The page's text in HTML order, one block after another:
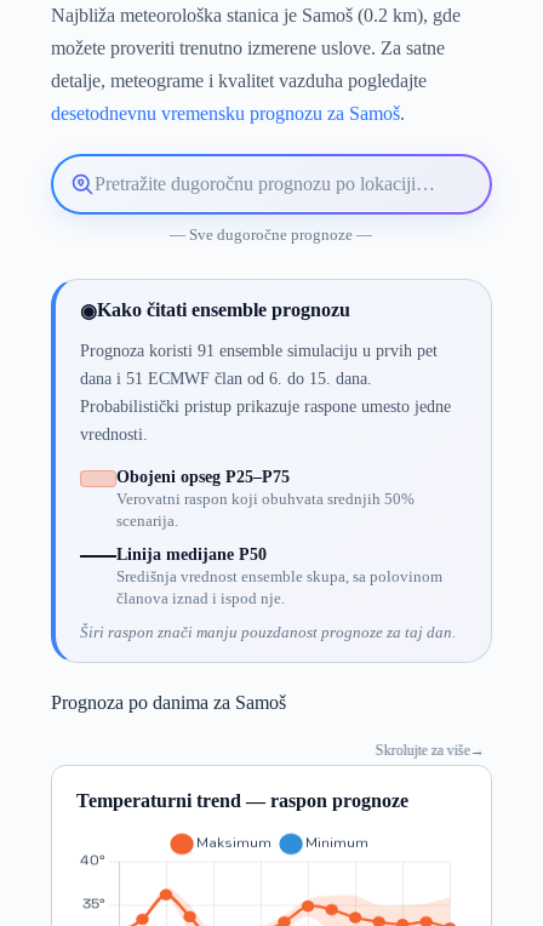
Najbliža meteorološka stanica je Samoš (0.2 km), gde
možete proveriti trenutno izmerene uslove. Za satne
detalje, meteograme i kvalitet vazduha pogledajte
desetodnevnu vremensku prognozu za Samoš.
Pretražite
lokaciju
— Sve dugoročne prognoze —
◉Kako čitati ensemble prognozu
Prognoza koristi 91 ensemble simulaciju u prvih pet
dana i 51 ECMWF član od 6. do 15. dana.
Probabilistički pristup prikazuje raspone umesto jedne
vrednosti.
Obojeni opseg P25–P75
Verovatni raspon koji obuhvata srednjih 50%
scenarija.
Linija medijane P50
Središnja vrednost ensemble skupa, sa polovinom
članova iznad i ispod nje.
Širi raspon znači manju pouzdanost prognoze za taj dan.
Prognoza po danima za Samoš
Skrolujte za više→
Temperaturni trend — raspon prognoze